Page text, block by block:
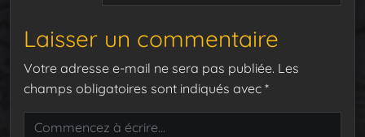
Laisser un commentaire
Votre adresse e-mail ne sera pas publiée. Les
champs obligatoires sont indiqués avec *